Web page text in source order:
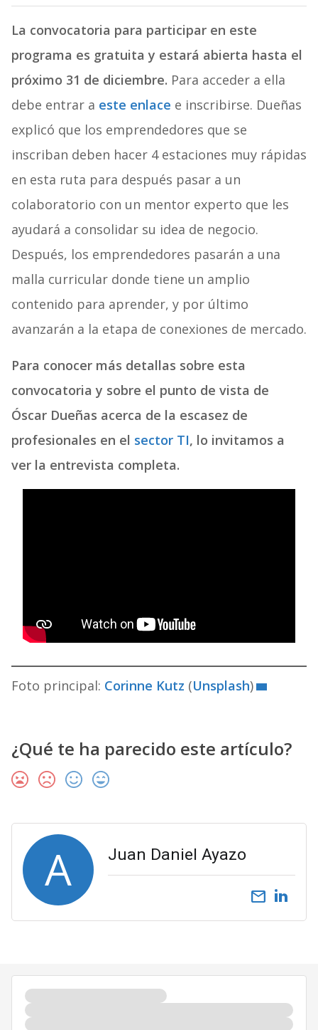
La convocatoria para participar en este
programa es gratuita y estará abierta hasta el
próximo 31 de diciembre. Para acceder a ella
debe entrar a este enlace e inscribirse. Dueñas
explicó que los emprendedores que se
inscriban deben hacer 4 estaciones muy rápidas
en esta ruta para después pasar a un
colaboratorio con un mentor experto que les
ayudará a consolidar su idea de negocio.
Después, los emprendedores pasarán a una
malla curricular donde tiene un amplio
contenido para aprender, y por último
avanzarán a la etapa de conexiones de mercado.
Para conocer más detallas sobre esta
convocatoria y sobre el punto de vista de
Óscar Dueñas acerca de la escasez de
profesionales en el sector TI, lo invitamos a
ver la entrevista completa.
Foto principal: Corinne Kutz (Unsplash)
¿Qué te ha parecido este artículo?
A Juan Daniel Ayazo
email